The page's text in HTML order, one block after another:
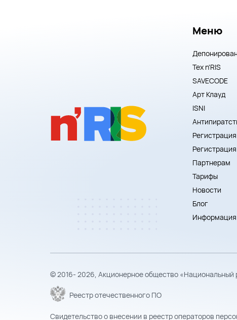
Меню
Тех n'RIS
SAVECODE
Арт Клауд
ISNI
Партнерам
Тарифы
Новости
Блог
© 2016- 2026, Акционерное общество «Национальный
Реестр отечественного ПО
Свидетельство о внесении в реестр операторов